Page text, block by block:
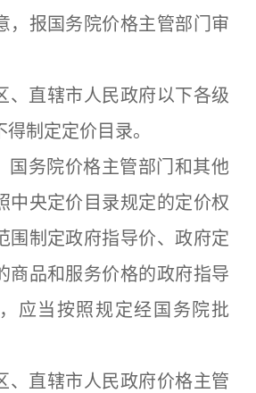
，报国务院价格主管部门审
直辖市人民政府以下各级
制定定价目录。
国务院价格主管部门和其他
中央定价目录规定的定价权
围制定政府指导价、政府定
商品和服务价格的政府指导
应当按照规定经国务院批
直辖市人民政府价格主管